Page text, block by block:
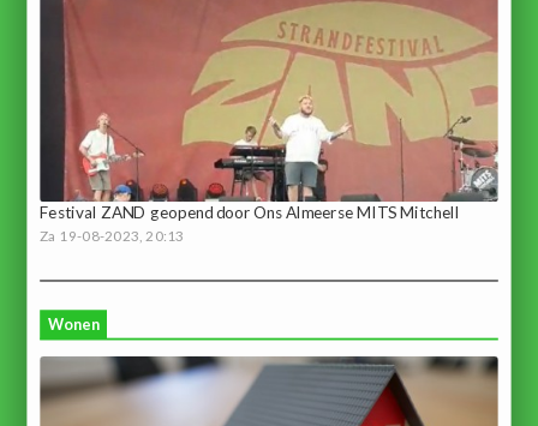
Festival ZAND geopend door Ons Almeerse MITS Mitchell
Za 19-08-2023, 20:13
Wonen